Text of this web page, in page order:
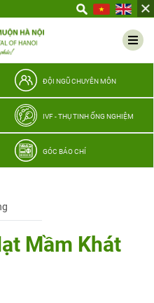
ĐỘI NGŨ CHUYÊN MÔN
IVF - THỤ TINH ỐNG NGHIỆM
GÓC BÁO CHÍ
Mầm Khát